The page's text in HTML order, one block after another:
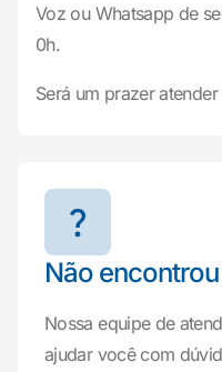
Voz ou Whatsapp de
0h.
Será um prazer
Não
Nossa equipe de
ajudar você com